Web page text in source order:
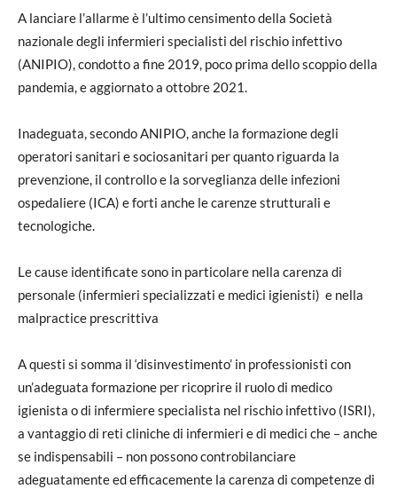
A lanciare l’allarme è l’ultimo censimento della Società
nazionale degli infermieri specialisti del rischio infettivo
(ANIPIO), condotto a fine 2019, poco prima dello scoppio della
pandemia, e aggiornato a ottobre 2021.
Inadeguata, secondo ANIPIO, anche la formazione degli
operatori sanitari e sociosanitari per quanto riguarda la
prevenzione, il controllo e la sorveglianza delle infezioni
ospedaliere (ICA) e forti anche le carenze strutturali e
tecnologiche.
Le cause identificate sono in particolare nella carenza di
personale (infermieri specializzati e medici igienisti) e nella
malpractice prescrittiva
A questi si somma il ‘disinvestimento’ in professionisti con
un’adeguata formazione per ricoprire il ruolo di medico
igienista o di infermiere specialista nel rischio infettivo (ISRI),
a vantaggio di reti cliniche di infermieri e di medici che – anche
se indispensabili – non possono controbilanciare
adeguatamente ed efficacemente la carenza di competenze di